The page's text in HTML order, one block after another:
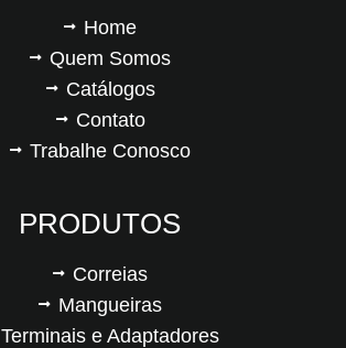
Home
Quem Somos
Catálogos
Contato
Trabalhe Conosco
PRODUTOS
Correias
Mangueiras
Terminais e Adaptadores